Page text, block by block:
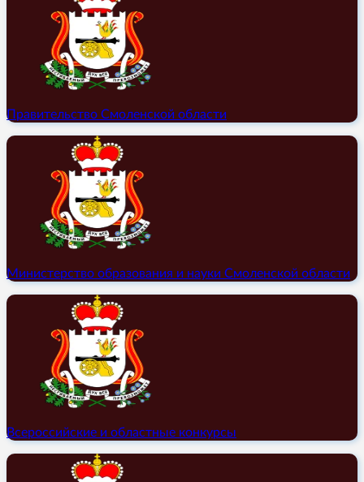
Правительство Смоленской области
Министерство образования и науки Смоленской области
Всероссийские и областные конкурсы